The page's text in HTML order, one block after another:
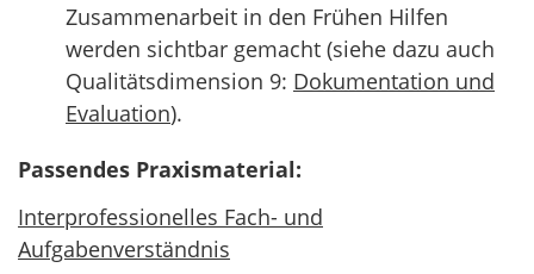
Zusammenarbeit in den Frühen Hilfen
werden sichtbar gemacht (siehe dazu auch
Qualitätsdimension 9: Dokumentation und
Evaluation).
Passendes Praxismaterial:
Interprofessionelles Fach- und
Aufgabenverständnis